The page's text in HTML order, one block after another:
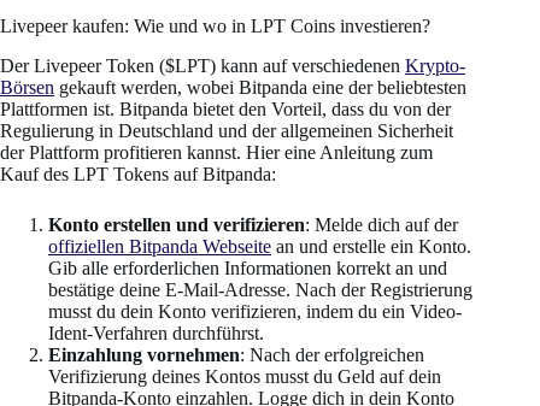
Livepeer kaufen: Wie und wo in LPT Coins investieren?
Der Livepeer Token ($LPT) kann auf verschiedenen Krypto-
Börsen gekauft werden, wobei Bitpanda eine der beliebtesten
Plattformen ist. Bitpanda bietet den Vorteil, dass du von der
Regulierung in Deutschland und der allgemeinen Sicherheit
der Plattform profitieren kannst. Hier eine Anleitung zum
Kauf des LPT Tokens auf Bitpanda:
Konto erstellen und verifizieren: Melde dich auf der
offiziellen Bitpanda Webseite an und erstelle ein Konto.
Gib alle erforderlichen Informationen korrekt an und
bestätige deine E-Mail-Adresse. Nach der Registrierung
musst du dein Konto verifizieren, indem du ein Video-
Ident-Verfahren durchführst.
Einzahlung vornehmen: Nach der erfolgreichen
Verifizierung deines Kontos musst du Geld auf dein
Bitpanda-Konto einzahlen. Logge dich in dein Konto